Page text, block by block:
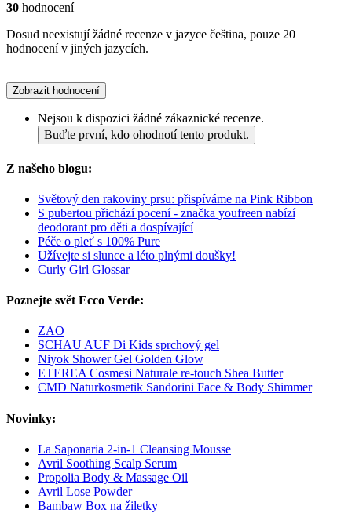
30 hodnocení
Dosud neexistují žádné recenze v jazyce čeština, pouze 20
hodnocení v jiných jazycích.
Zobrazit hodnocení
Nejsou k dispozici žádné zákaznické recenze.
Buďte první, kdo ohodnotí tento produkt.
Z našeho blogu:
Světový den rakoviny prsu: přispíváme na Pink Ribbon
S pubertou přichází pocení - značka youfreen nabízí
deodorant pro děti a dospívající
Péče o pleť s 100% Pure
Užívejte si slunce a léto plnými doušky!
Curly Girl Glossar
Poznejte svět Ecco Verde:
ZAO
SCHAU AUF Di Kids sprchový gel
Niyok Shower Gel Golden Glow
ETEREA Cosmesi Naturale re-touch Shea Butter
CMD Naturkosmetik Sandorini Face & Body Shimmer
Novinky:
La Saponaria 2-in-1 Cleansing Mousse
Avril Soothing Scalp Serum
Propolia Body & Massage Oil
Avril Lose Powder
Bambaw Box na žiletky